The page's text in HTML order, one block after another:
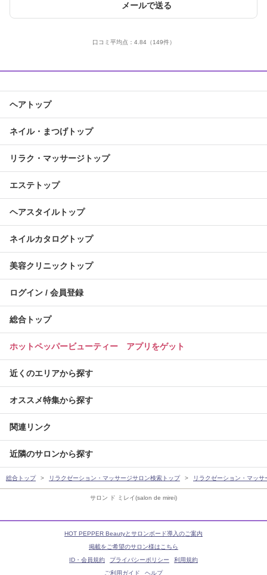
サロン ド ミレイ(salon de mirei)
メールで送る
口コミ平均点： 4.84（149件）
ヘアトップ
ネイル・まつげトップ
リラク・マッサージトップ
エステトップ
ヘアスタイルトップ
ネイルカタログトップ
美容クリニックトップ
ログイン / 会員登録
総合トップ
ホットペッパービューティー アプリをゲット
近くのエリアから探す
オススメ特集から探す
関連リンク
近隣のサロンから探す
総合トップ リラクゼーション・マッサージサロン検索トップ リラクゼーション・マッ
HOT PEPPER Beautyとサロンボード導入のご案内
掲載をご希望のサロン様はこちら
ID・会員規約
プライバシーポリシー
利用規約
ご利用ガイド
ヘルプ